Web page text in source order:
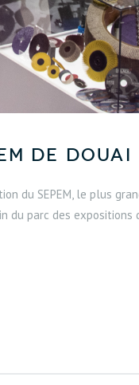
de Douai
du SEPEM, le plus
parc des expositions